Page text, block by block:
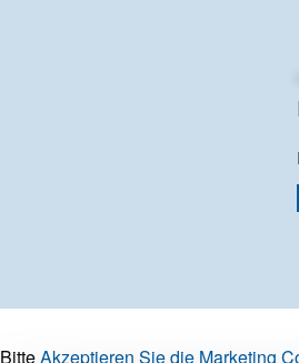
BitteAkzeptieren Sie die Marketing